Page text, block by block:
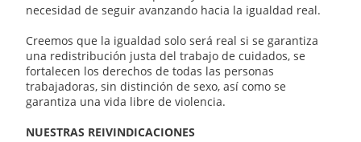
necesidad de seguir avanzando hacia la igualdad real.
Creemos que la igualdad solo será real si se garantiza
una redistribución justa del trabajo de cuidados, se
fortalecen los derechos de todas las personas
trabajadoras, sin distinción de sexo, así como se
garantiza una vida libre de violencia.
NUESTRAS REIVINDICACIONES